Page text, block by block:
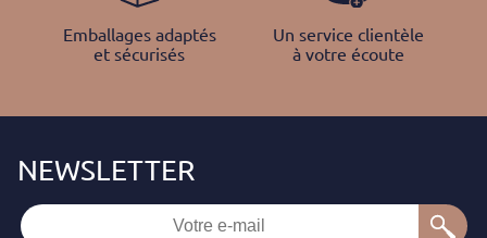
Emballages adaptés
et sécurisés
Un service clientèle
à votre écoute